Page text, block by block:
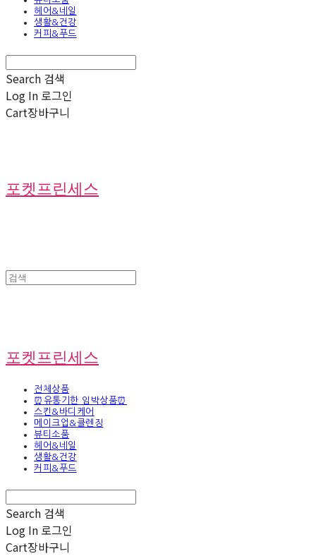
헤어&네일
생활&건강
커피&푸드
Search 검색
Log In 로그인
Cart장바구니
포켓프린세스
포켓프린세스
전체상품
⏰유통기한 임박상품⏰
스킨&바디케어
메이크업&클렌징
뷰티소품
헤어&네일
생활&건강
커피&푸드
Search 검색
Log In 로그인
Cart장바구니